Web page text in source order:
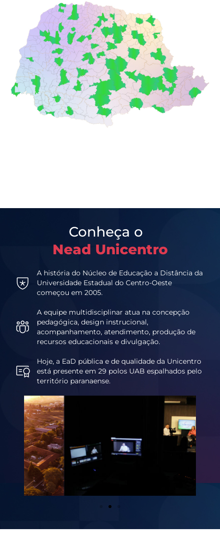
Conheça o
Nead Unicentro
A história do Núcleo de Educação a Distância da
Universidade Estadual do Centro-Oeste
começou em 2005.
A equipe multidisciplinar atua na concepção
pedagógica, design instrucional,
acompanhamento, atendimento, produção de
recursos educacionais e divulgação.
Hoje, a EaD pública e de qualidade da Unicentro
está presente em 29 polos UAB espalhados pelo
território paranaense.